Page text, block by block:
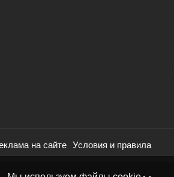
на сайте Условия и правила